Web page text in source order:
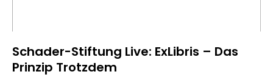
Schader-Stiftung Live: ExLibris – Das
Prinzip Trotzdem